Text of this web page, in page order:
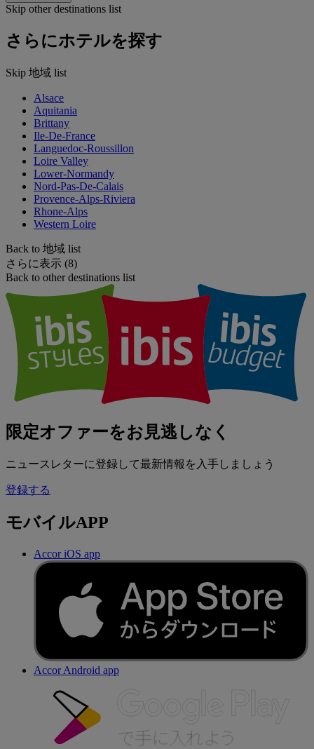
Skip other destinations list
さらにホテルを探す
Skip 地域 list
Alsace
Aquitania
Brittany
Ile-De-France
Languedoc-Roussillon
Loire Valley
Lower-Normandy
Nord-Pas-De-Calais
Provence-Alps-Riviera
Rhone-Alps
Western Loire
Back to 地域 list
さらに表示 (8)
Back to other destinations list
限定オファーをお見逃しなく
ニュースレターに登録して最新情報を入手しましょう
登録する
モバイルAPP
Accor iOS app
Accor Android app